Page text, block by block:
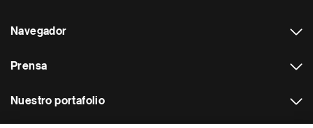
Navegador
Prensa
Nuestro portafolio